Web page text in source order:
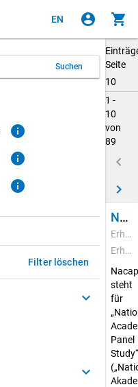
EN account_circle shopping_cart
Suchen
info
info
info
Filter löschen
keyboard_arrow_down
keyboard_arrow_down
Seite
10
1 -
10
von
89
keyboard_arrow_left
keyboard_arrow_right
National Academics Panel Study (Nacaps) 2020
Erhebungszeitraum: 22.02.2021 - 20.04.2022
Erhebungsdatentyp: Quantitative Daten
steht
für
Panel
Study“